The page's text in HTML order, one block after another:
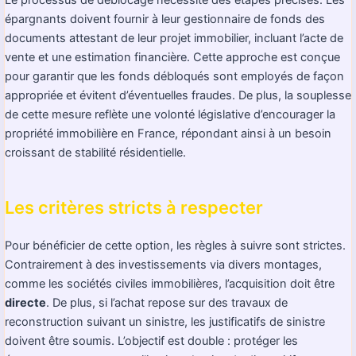
épargnants doivent fournir à leur gestionnaire de fonds des
documents attestant de leur projet immobilier, incluant l’acte de
vente et une estimation financière. Cette approche est conçue
pour garantir que les fonds débloqués sont employés de façon
appropriée et évitent d’éventuelles fraudes. De plus, la souplesse
de cette mesure reflète une volonté législative d’encourager la
propriété immobilière en France, répondant ainsi à un besoin
croissant de stabilité résidentielle.
Les critères stricts à respecter
Pour bénéficier de cette option, les règles à suivre sont strictes.
Contrairement à des investissements via divers montages,
comme les sociétés civiles immobilières, l’acquisition doit être
directe. De plus, si l’achat repose sur des travaux de
reconstruction suivant un sinistre, les justificatifs de sinistre
doivent être soumis. L’objectif est double : protéger les